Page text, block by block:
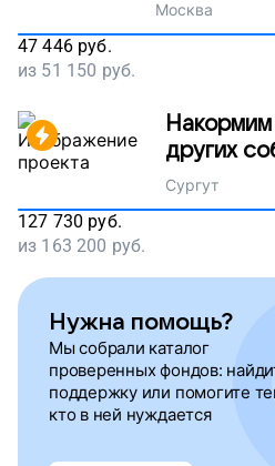
Москва
47 446 руб.
из 51 150 руб.
других
Сургут
127 730 руб.
из 163 200 руб.
Нужна помощь?
Мы собрали каталог
проверенных фондов:
поддержку или помогите
кто в ней нуждается